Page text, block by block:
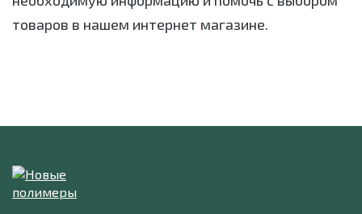
товаров в нашем интернет магазине.